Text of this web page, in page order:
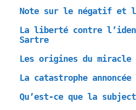
Note sur le négatif et
La liberté contre
Sartre
Les origines du miracle
La catastrophe
Qu’est-ce que la